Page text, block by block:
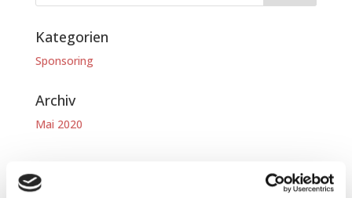
Kategorien
Sponsoring
Archiv
Mai 2020